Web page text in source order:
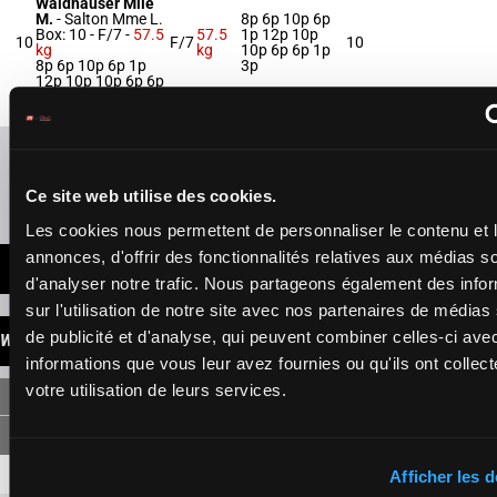
Ce site web utilise des cookies.
Les cookies nous permettent de personnaliser le contenu et
annonces, d'offrir des fonctionnalités relatives aux médias
d'analyser notre trafic. Nous partageons également des
sur l'utilisation de notre site avec nos partenaires de médias
de publicité et d'analyse, qui peuvent combiner celles-ci
informations que vous leur avez fournies ou qu'ils ont
votre utilisation de leurs services.
Afficher les
10
M. -Salton Mme L.
Box: 10 - F/7 - 57.5
kg
8p 6p 10p 6p 1p
12p 10p 10p 6p 6p
F/757.5
kg
8p 6p 10p 6p
1p 12p 10p
10p 6p 6p 1p
3p
10
Presence of favorite horses
LATEST NEWS
WINNINGS
SINGLE